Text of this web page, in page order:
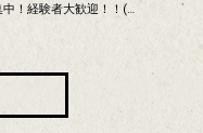
中！経験者大歓迎！！(…